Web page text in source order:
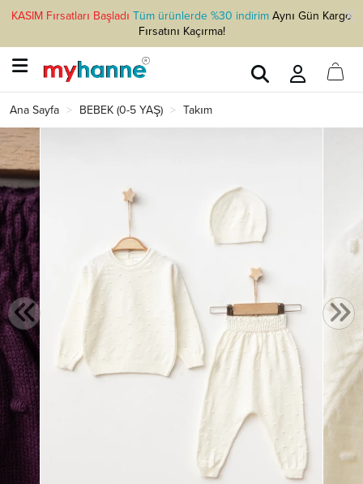
KASIM Fırsatları Başladı Tüm ürünlerde %30 indirimAynı Gün Kargo
Fırsatını Kaçırma!
Ana Sayfa BEBEK (0-5 YAŞ) Takım